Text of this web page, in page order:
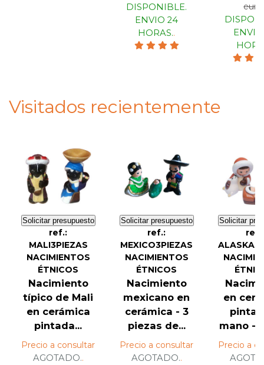
DISPONIBLE.
ENVIO 24
HORAS..
Visitados recientemente
Solicitar presupuesto
ref.:
MALI3PIEZAS
NACIMIENTOS
ÉTNICOS
Nacimiento
típico de Mali
en cerámica
pintada...
Precio a consultar
AGOTADO..
Solicitar presupuesto
ref.:
MEXICO3PIEZAS
NACIMIENTOS
ÉTNICOS
Nacimiento
mexicano en
cerámica - 3
piezas de...
Precio a consultar
AGOTADO..
Solicitar
ref.:
en
mano -
Precio a